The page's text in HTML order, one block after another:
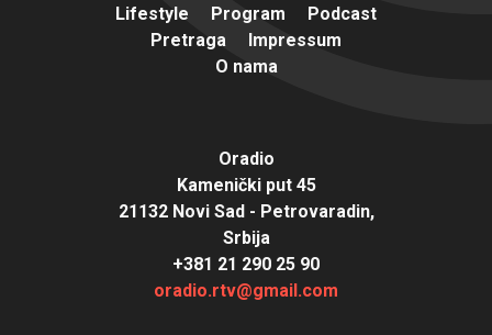
Lifestyle
Program
Podcast
Pretraga
Impressum
O nama
Oradio
Kamenički put 45
21132 Novi Sad - Petrovaradin,
Srbija
+381 21 290 25 90
oradio.rtv@gmail.com